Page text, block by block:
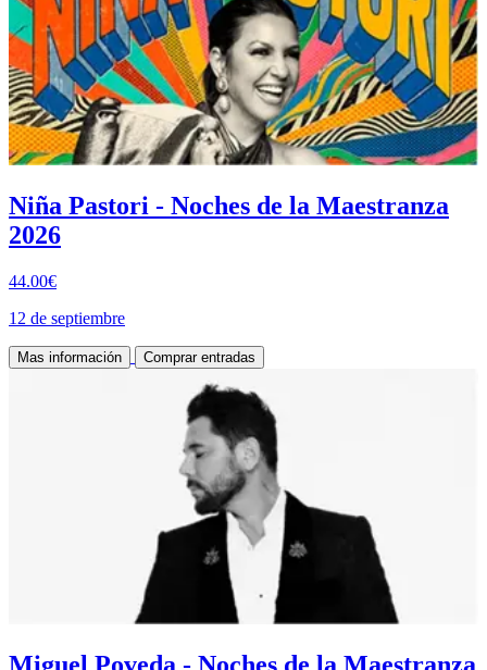
Niña Pastori - Noches de la Maestranza
2026
44.00€
12 de septiembre
Mas información Comprar entradas